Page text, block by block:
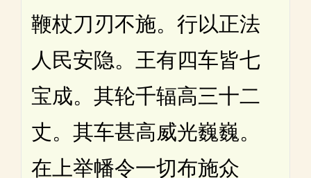
鞭杖刀刃不施。行以正法
人民安隐。王有四车皆七
宝成。其轮千辐高三十二
丈。其车甚高威光巍巍。
在上举幡令一切布施众